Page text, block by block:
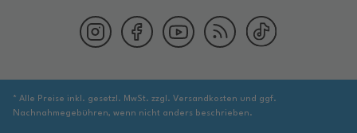
* Alle Preise inkl. gesetzl. MwSt. zzgl. Versandkosten und ggf.
Nachnahmegebühren, wenn nicht anders beschrieben.